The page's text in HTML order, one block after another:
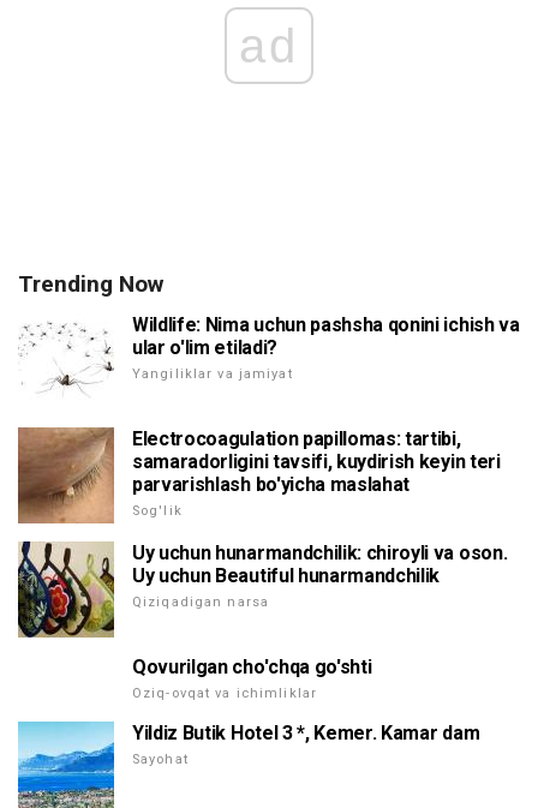
ad
Trending Now
Wildlife: Nima uchun pashsha qonini ichish va
ular o'lim etiladi?
Yangiliklar va jamiyat
Electrocoagulation papillomas: tartibi,
samaradorligini tavsifi, kuydirish keyin teri
parvarishlash bo'yicha maslahat
Sog'lik
Uy uchun hunarmandchilik: chiroyli va oson.
Uy uchun Beautiful hunarmandchilik
Qiziqadigan narsa
Qovurilgan cho'chqa go'shti
Oziq-ovqat va ichimliklar
Yildiz Butik Hotel 3 *, Kemer. Kamar dam
Sayohat